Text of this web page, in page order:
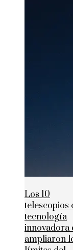
Los 10
telescopios
tecnología
innovadora
ampliaron